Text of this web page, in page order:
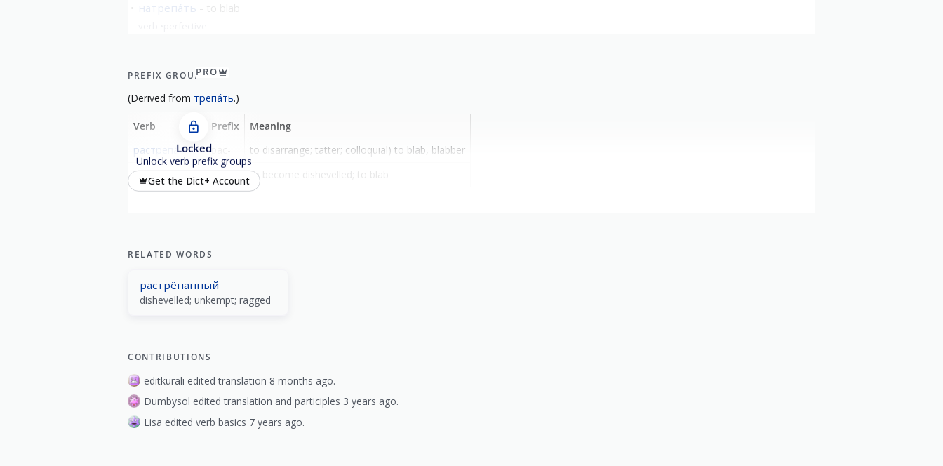
натрепа́ть
PREFIX GROUPPRO
(Derived from трепа́ть.)
Verb Prefix
Meaning
растрепа́ть
рас-
to disarrange; tatter; colloquial) to blab, blabber
растрепа́ться
рас- to become dishevelled; to blab
Locked
Unlock verb prefix groups
Get the Dict+ Account
RELATED WORDS
растрёпанный
dishevelled; unkempt; ragged
CONTRIBUTIONS
editkurali edited translation 8 months ago.
Dumbysol edited translation and participles 3 years ago.
Lisa edited verb basics 7 years ago.